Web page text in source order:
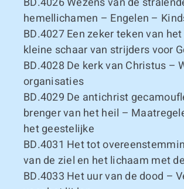
hemellichamen – Engelen –
BD.4027Een zeker teken van
kleine schaar van strijders voor
BD.4028 De kerk van Christus –
organisaties
BD.4029 De antichrist
brenger van het heil –
het geestelijke
BD.4031 Het tot
van de ziel en het lichaam met
BD.4033 Het uur van de dood –